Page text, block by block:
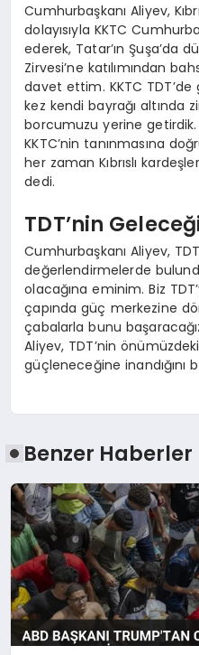
Cumhurbaşkanı Aliyev,
dolayısıyla KKTC
ederek, Tatar’ın Şuşa’da
Zirvesi’ne katılımından
davet ettim. KKTC
kez kendi bayrağı altında
borcumuzu yerine getirdik.
KKTC’nin tanınmasına
her zaman Kıbrıslı
dedi.
TDT’nin
Cumhurbaşkanı Aliyev,
değerlendirmelerde
olacağına eminim. Biz
çapında güç merkezine
çabalarla bunu
Aliyev, TDT’nin
güçleneceğine inandığını
Benzer Haberler